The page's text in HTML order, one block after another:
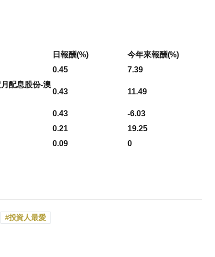
日報酬(%)
今年來報酬(%)
0.45
7.39
配息股份-澳
0.43
11.49
0.43
-6.03
0.21
19.25
0.09
0
投資人最愛